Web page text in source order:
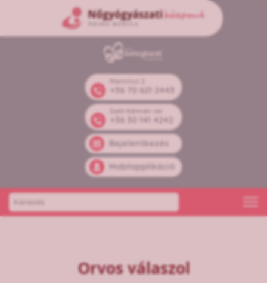
Mammut 2
+36 70 621 2443
Széll Kálmán tér
+36 30 141 4242
Bejelentkezés
Mobilapplikáció
Orvos válaszol